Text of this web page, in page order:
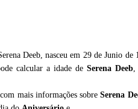
Deeb, nasceu em 29 de Junio
calcular a idade de Serena Deeb,
mais informações sobreSerena